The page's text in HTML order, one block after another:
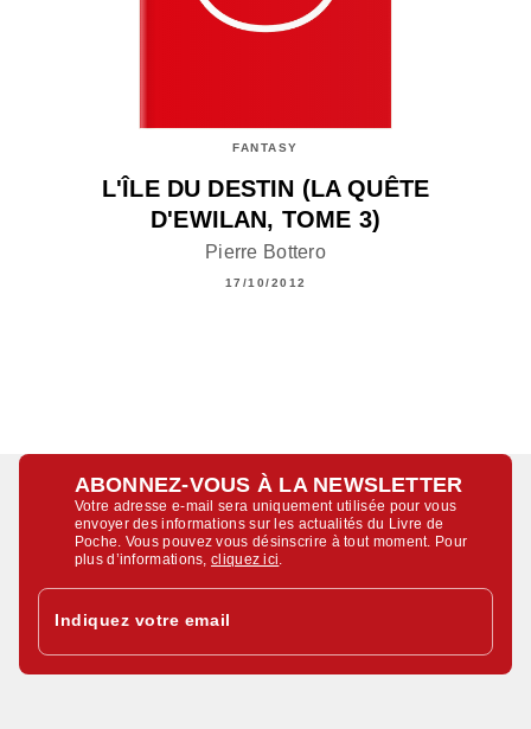
FANTASY
L'ÎLE DU DESTIN (LA QUÊTE
D'EWILAN, TOME 3)
Pierre Bottero
17/10/2012
ABONNEZ-VOUS À LA NEWSLETTER
Votre adresse e-mail sera uniquement utilisée pour vous
envoyer des informations sur les actualités du Livre de
Poche. Vous pouvez vous désinscrire à tout moment. Pour
plus d’informations,cliquez ici
Indiquez votre email